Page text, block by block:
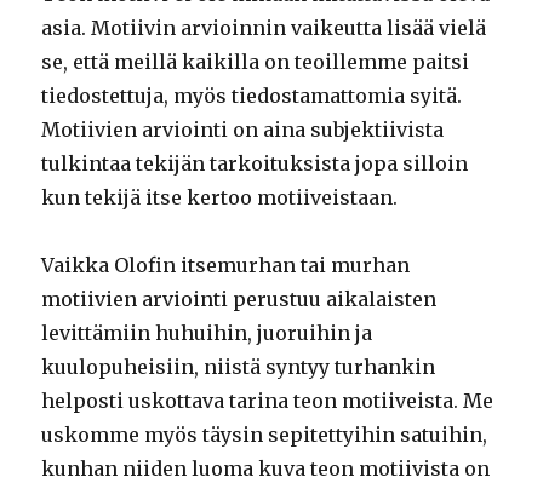
asia. Motiivin arvioinnin vaikeutta lisää vielä
se, että meillä kaikilla on teoillemme paitsi
tiedostettuja, myös tiedostamattomia syitä.
Motiivien arviointi on aina subjektiivista
tulkintaa tekijän tarkoituksista jopa silloin
kun tekijä itse kertoo motiiveistaan.
Vaikka Olofin itsemurhan tai murhan
motiivien arviointi perustuu aikalaisten
levittämiin huhuihin, juoruihin ja
kuulopuheisiin, niistä syntyy turhankin
helposti uskottava tarina teon motiiveista. Me
uskomme myös täysin sepitettyihin satuihin,
kunhan niiden luoma kuva teon motiivista on